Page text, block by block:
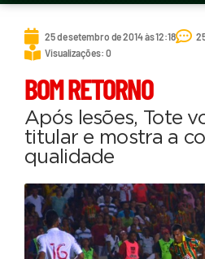
25 de setembro de 2014 às 12:18
Visualizações: 0
BOM RETORNO
Após lesões, Tote
titular e mostra a
qualidade